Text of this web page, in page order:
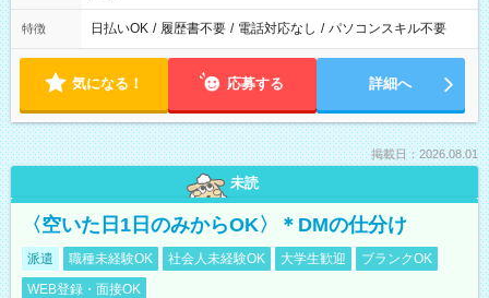
特徴 日払いOK / 履歴書不要 / 電話対応なし / パソコンスキル不要
気になる！ 応募する 詳細へ
掲載日：2026.08.01
未読
〈空いた日1日のみからOK〉＊DMの仕分け
派遣 職種未経験OK 社会人未経験OK 大学生歓迎
ブランクOK
WEB登録・面接OK